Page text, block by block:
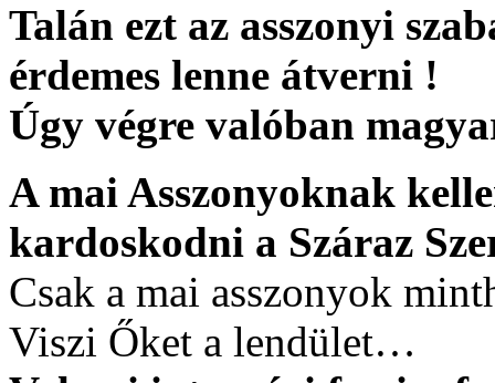
Talán ezt az asszonyi
érdemes lenne átverni !
Úgy végre valóban
A mai Asszonyoknak
kardoskodni a Száraz
Csak a mai asszonyok
Viszi Őket a lendület…